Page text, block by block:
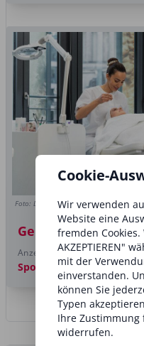
Foto: Dr. med. Christine Schrammek
Gemeinsam zum
Anzeige
Sponsored post
Cookie-
Wir verwenden
Website eine
fremden Cookies.
AKZEPTIEREN"
mit der
einverstanden.
können Sie
Typen
Ihre
widerrufen.